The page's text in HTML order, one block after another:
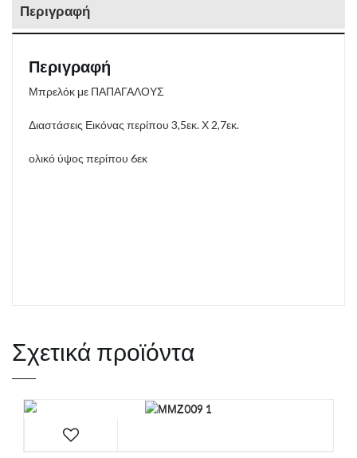
Περιγραφή
Περιγραφή
Μπρελόκ με ΠΑΠΑΓΑΛΟΥΣ
Διαστάσεις Εικόνας περίπου 3,5εκ. Χ 2,7εκ.
ολικό ύψος περίπου 6εκ
Σχετικά προϊόντα